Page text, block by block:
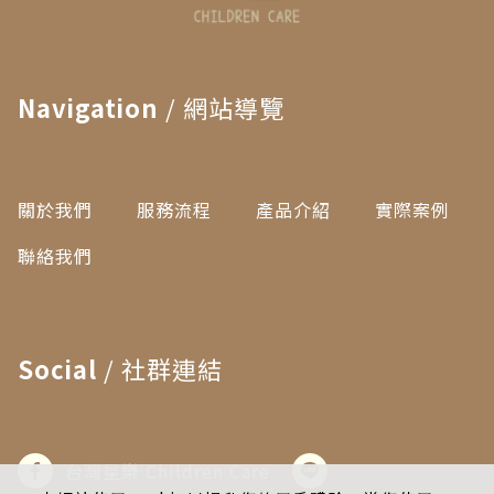
Navigation / 網站導覽
關於我們 服務流程 產品介紹
實際案例
聯絡我們
Social / 社群連結
台灣星樂 Children Care